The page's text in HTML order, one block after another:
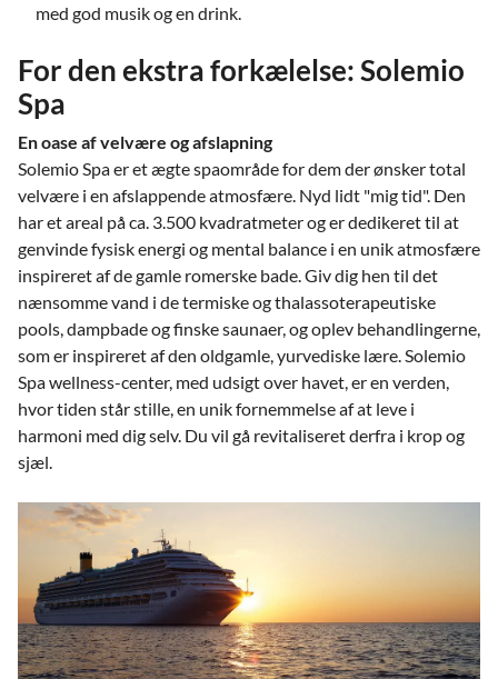
med god musik og en drink.
For den ekstra forkælelse: Solemio
Spa
En oase af velvære og afslapning
Solemio Spa er et ægte spaområde for dem der ønsker total
velvære i en afslappende atmosfære. Nyd lidt "mig tid". Den
har et areal på ca. 3.500 kvadratmeter og er dedikeret til at
genvinde fysisk energi og mental balance i en unik atmosfære
inspireret af de gamle romerske bade. Giv dig hen til det
nænsomme vand i de termiske og thalassoterapeutiske
pools, dampbade og finske saunaer, og oplev behandlingerne,
som er inspireret af den oldgamle, yurvediske lære. Solemio
Spa wellness-center, med udsigt over havet, er en verden,
hvor tiden står stille, en unik fornemmelse af at leve i
harmoni med dig selv. Du vil gå revitaliseret derfra i krop og
sjæl.